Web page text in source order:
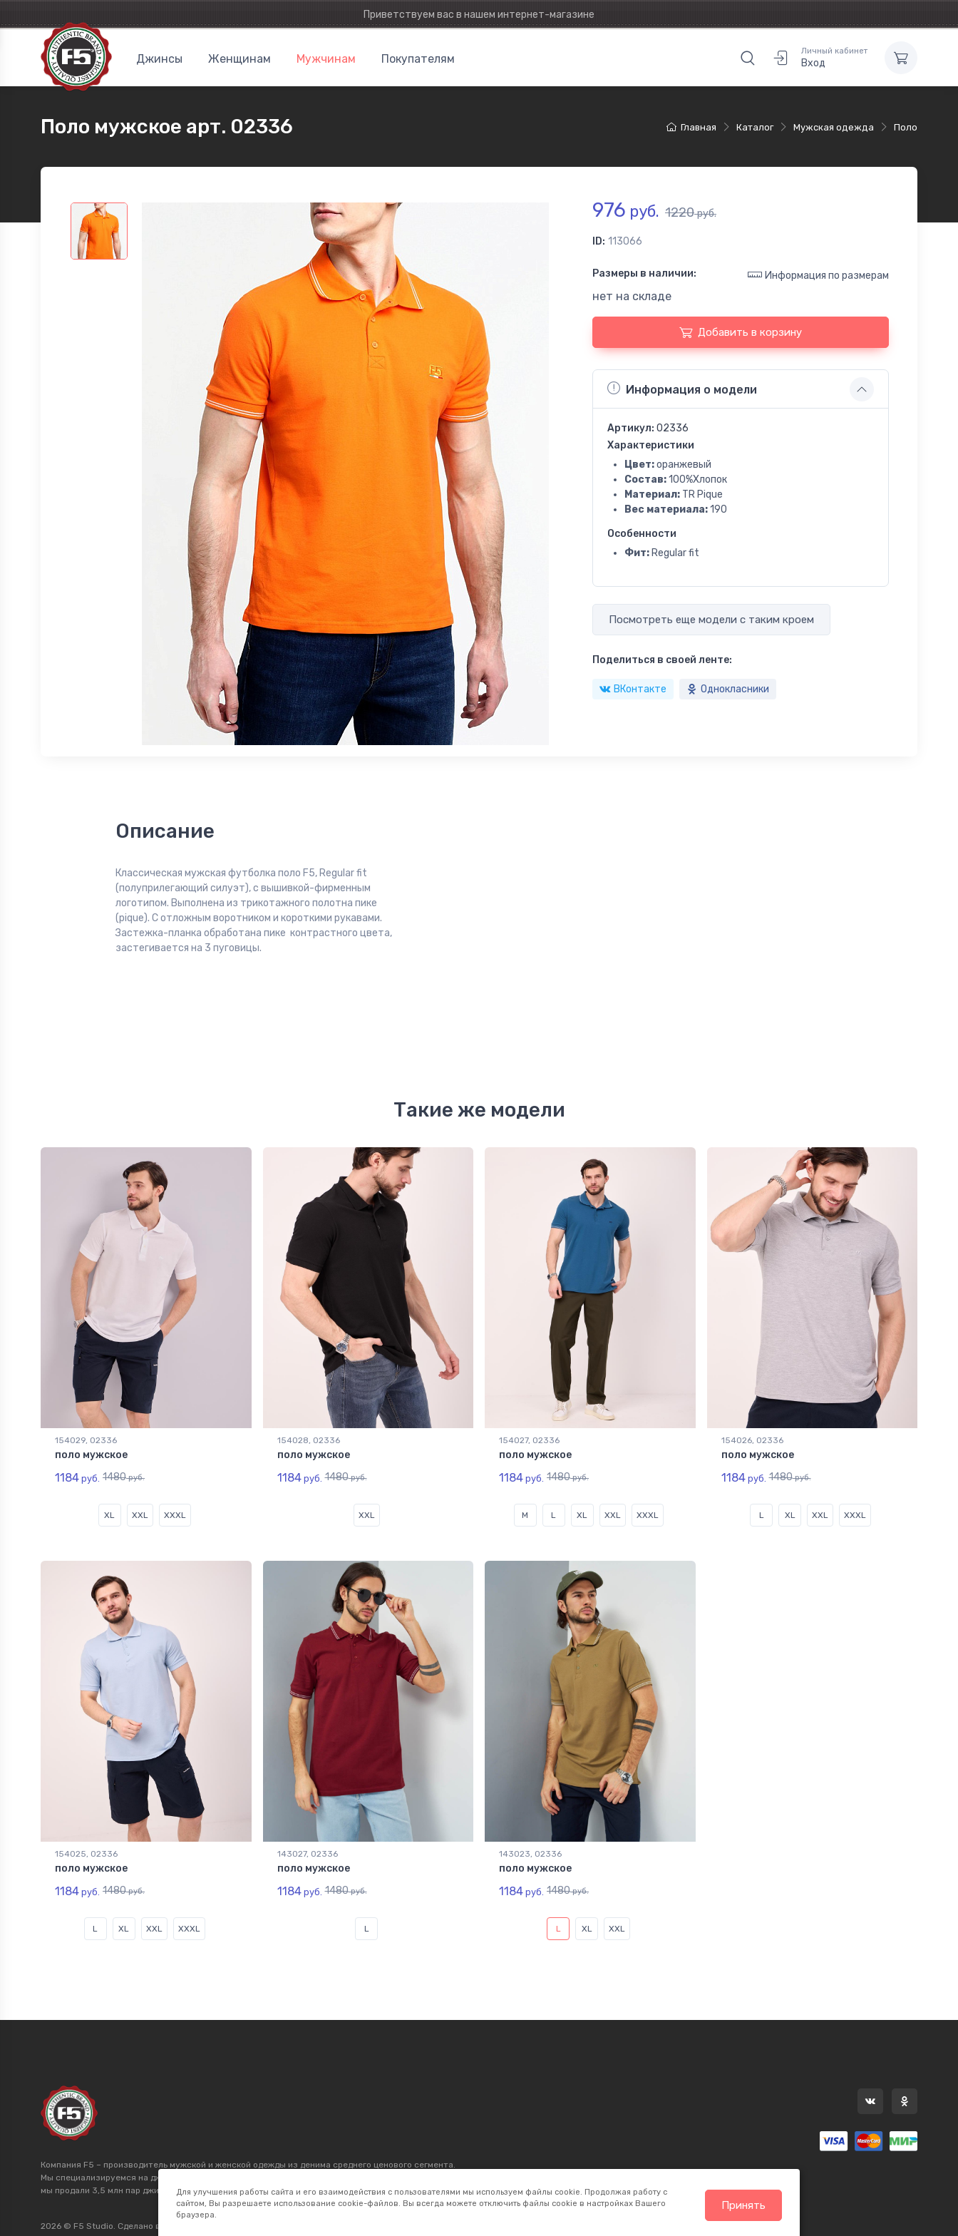
Приветствуем вас в нашем интернет-магазине
Личный кабинет
Вход
Джинсы Женщинам Мужчинам Покупателям
Главная Каталог Мужская одежда Поло
Поло мужское арт. 02336
976 руб. 1220руб.
ID: 113066
Размеры в наличии: Информация по размерам
нет на складе
Добавить в корзину
Информация о модели
Артикул: 02336
Характеристики
Цвет:оранжевый
Состав:100%Хлопок
Материал:TR Pique
Вес материала:190
Особенности
Фит:Regular fit
Посмотреть еще модели с таким кроем
Поделиться в своей ленте:
ВКонтакте Однокласники
Описание
Классическая мужская футболка поло F5, Regular fit
(полуприлегающий силуэт), с вышивкой-фирменным
логотипом. Выполнена из трикотажного полотна пике
(pique). С отложным воротником и короткими рукавами.
Застежка-планка обработана пике контрастного цвета,
застегивается на 3 пуговицы.
Такие же модели
154029, 02336
поло мужское
1184 руб. 1480руб.
XL XXL XXXL
154028, 02336
поло мужское
1184руб. 1480руб.
XXL
154027, 02336
поло мужское
1184 руб. 1480руб.
M L XL XXL XXXL
154026, 02336
поло мужское
1184руб. 1480руб.
L XL XXL XXXL
154025, 02336
поло мужское
1184 руб. 1480руб.
L XL XXL XXXL
143027, 02336
поло мужское
1184руб. 1480руб.
L
143023, 02336
поло мужское
1184 руб. 1480руб.
L XL XXL
Компания F5 – производитель мужской и женской одежды из денима среднего ценового сегмента.
Мы специализируемся на джинсах более 20 лет и производим товар, который продаётся. С 1996 г.
мы продали 3,5 млн пар джинсов. Мы поставляем джинсы оптом в 300 магазинов по всей России.
2026 © F5 Studio. Сделано в
Для улучшения работы сайта и его взаимодействия с пользователями мы используем файлы cookie. Продолжая работу с
сайтом, Вы разрешаете использование cookie-файлов. Вы всегда можете отключить файлы cookie в настройках Вашего
браузера.
Принять